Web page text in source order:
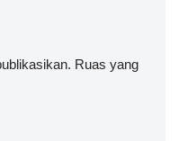
Ruas yang